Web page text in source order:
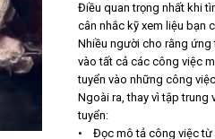
Điều quan trọng nhất khi
cân nhắc kỹ xem liệu bạn
Nhiều người cho rằng ứng
vào tất cả các công việc
tuyển vào những công
Ngoài ra, thay vì tập trung
tuyển:
• Đọc mô tả công việc từ